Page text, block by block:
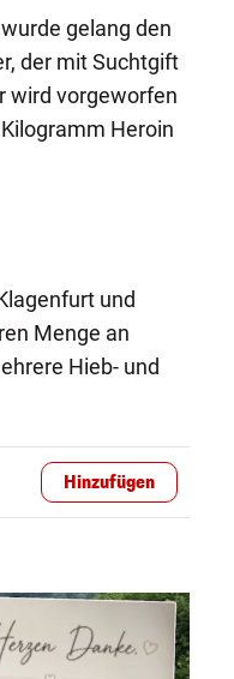
gelang den
der mit Suchtgift
wird vorgeworfen
Heroin
und
Menge an
Hieb- und
Hinzufügen